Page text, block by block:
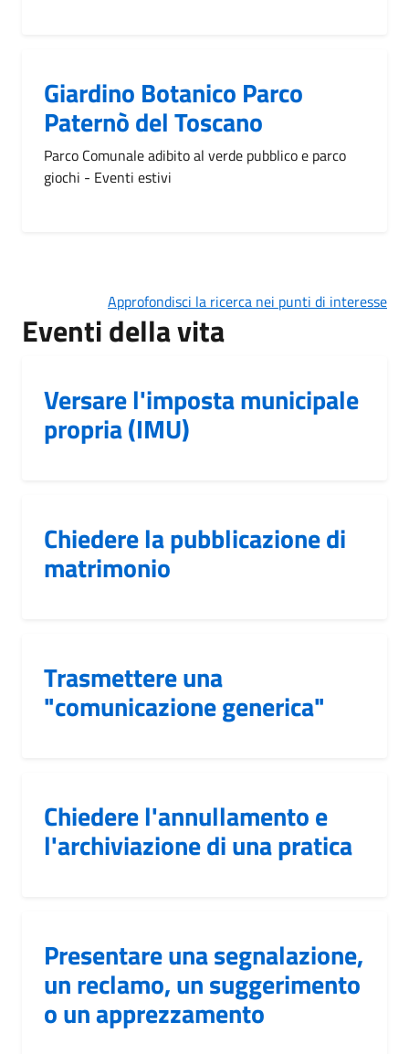
Giardino Botanico Parco
Paternò del Toscano
Parco Comunale adibito al verde pubblico e parco
giochi - Eventi estivi
Approfondisci la ricerca nei punti di interesse
Eventi della vita
Versare l'imposta municipale
propria (IMU)
Chiedere la pubblicazione di
matrimonio
Trasmettere una
"comunicazione generica"
Chiedere l'annullamento e
l'archiviazione di una pratica
Presentare una segnalazione,
un reclamo, un suggerimento
o un apprezzamento